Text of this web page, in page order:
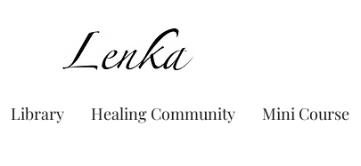
www.Lenka.org
Library Healing Community Mini Course